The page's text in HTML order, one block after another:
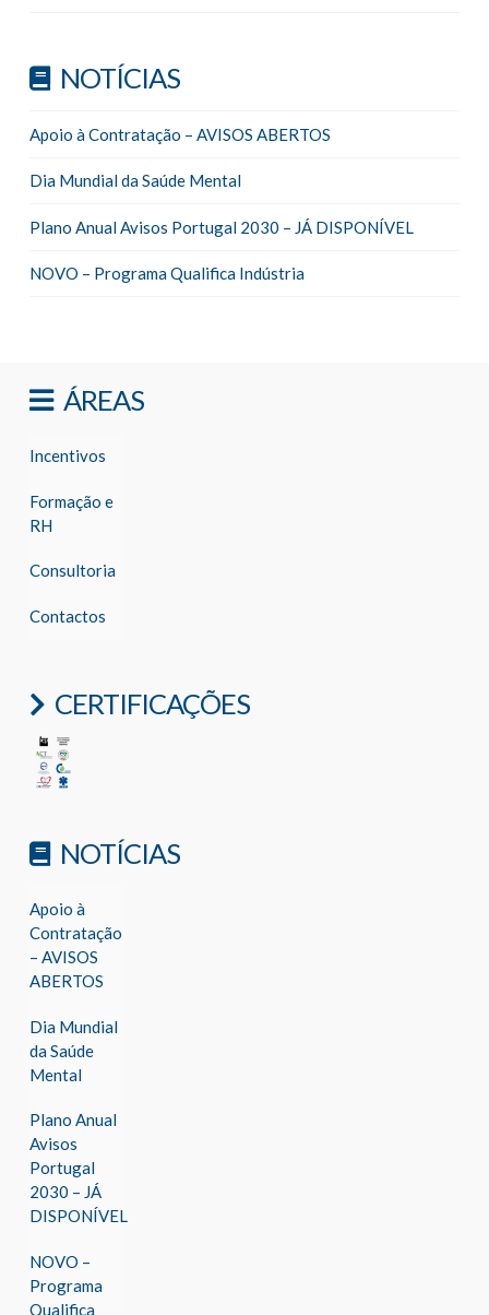
NOTÍCIAS
Apoio à Contratação – AVISOS ABERTOS
Dia Mundial da Saúde Mental
Plano Anual Avisos Portugal 2030 – JÁ DISPONÍVEL
NOVO – Programa Qualifica Indústria
ÁREAS
Incentivos
Formação e
RH
Consultoria
Contactos
CERTIFICAÇÕES
NOTÍCIAS
Apoio à
Contratação
– AVISOS
ABERTOS
Dia Mundial
da Saúde
Mental
Plano Anual
Avisos
Portugal
2030 – JÁ
DISPONÍVEL
NOVO –
Programa
Qualifica